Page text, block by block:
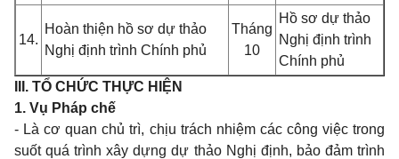
14.
Hoàn thiện hồ sơ dự thảo
Nghị định trình Chính phủ
Tháng
10
Hồ sơ dự thảo
Nghị định trình
Chính phủ
III. TỔ CHỨC THỰC HIỆN
1. Vụ Pháp chế
- Là cơ quan chủ trì, chịu trách nhiệm các công việc trong
suốt quá trình xây dựng dự thảo Nghị định, bảo đảm trình